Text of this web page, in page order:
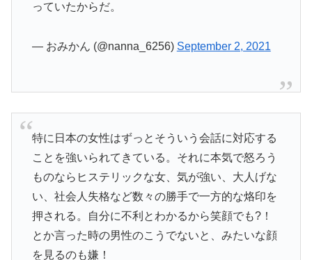
っていたからだ。
— おみかん (@nanna_6256) September 2, 2021
特に日本の女性はずっとそういう会話に対応する
ことを強いられてきている。それに本気で怒ろう
ものならヒステリックな女、気が強い、大人げな
い、社会人失格など数々の勝手で一方的な烙印を
押される。自分に不利とわかるから笑顔でも?！
とか言った時の男性のこうでないと、みたいな顔
を見るのも嫌！